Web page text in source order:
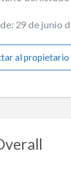
29 de junio
al propietario